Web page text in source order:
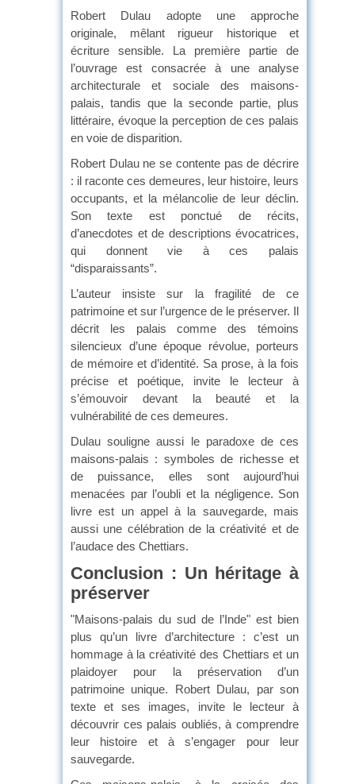
Robert Dulau adopte une approche
originale, mêlant rigueur historique et
écriture sensible. La première partie de
l’ouvrage est consacrée à une analyse
architecturale et sociale des maisons-
palais, tandis que la seconde partie, plus
littéraire, évoque la perception de ces palais
en voie de disparition.
Robert Dulau ne se contente pas de décrire
: il raconte ces demeures, leur histoire, leurs
occupants, et la mélancolie de leur déclin.
Son texte est ponctué de récits,
d’anecdotes et de descriptions évocatrices,
qui donnent vie à ces palais
“disparaissants”.
L’auteur insiste sur la fragilité de ce
patrimoine et sur l’urgence de le préserver. Il
décrit les palais comme des témoins
silencieux d’une époque révolue, porteurs
de mémoire et d’identité. Sa prose, à la fois
précise et poétique, invite le lecteur à
s’émouvoir devant la beauté et la
vulnérabilité de ces demeures.
Dulau souligne aussi le paradoxe de ces
maisons-palais : symboles de richesse et
de puissance, elles sont aujourd’hui
menacées par l’oubli et la négligence. Son
livre est un appel à la sauvegarde, mais
aussi une célébration de la créativité et de
l’audace des Chettiars.
Conclusion : Un héritage à
préserver
"Maisons-palais du sud de l’Inde" est bien
plus qu’un livre d’architecture : c’est un
hommage à la créativité des Chettiars et un
plaidoyer pour la préservation d’un
patrimoine unique. Robert Dulau, par son
texte et ses images, invite le lecteur à
découvrir ces palais oubliés, à comprendre
leur histoire et à s’engager pour leur
sauvegarde.